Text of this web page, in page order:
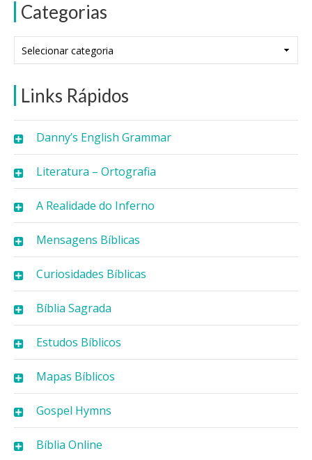
Categorias
Links Rápidos
Danny’s English Grammar
Literatura – Ortografia
A Realidade do Inferno
Mensagens Bíblicas
Curiosidades Bíblicas
Bíblia Sagrada
Estudos Bíblicos
Mapas Bíblicos
Gospel Hymns
Bíblia Online